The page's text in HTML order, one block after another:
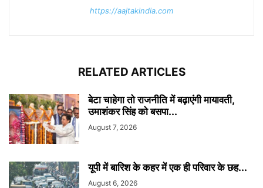
https://aajtakindia.com
RELATED ARTICLES
बेटा चाहेगा तो राजनीति में बढ़ाएंगी मायावती,
उमाशंकर सिंह को बसपा...
August 7, 2026
यूपी में बारिश के कहर में एक ही परिवार के छह...
August 6, 2026